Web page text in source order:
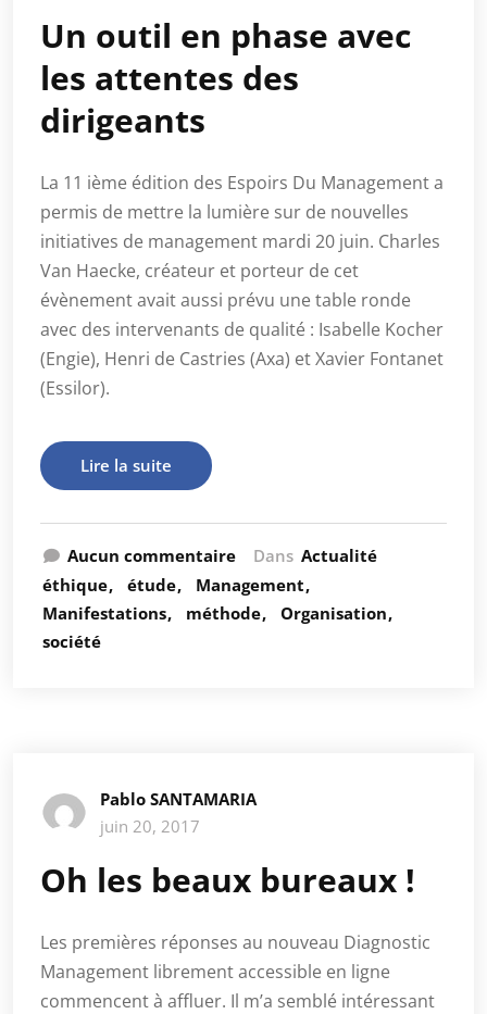
Un outil en phase avec
les attentes des
dirigeants
La 11 ième édition des Espoirs Du Management a
permis de mettre la lumière sur de nouvelles
initiatives de management mardi 20 juin. Charles
Van Haecke, créateur et porteur de cet
évènement avait aussi prévu une table ronde
avec des intervenants de qualité : Isabelle Kocher
(Engie), Henri de Castries (Axa) et Xavier Fontanet
(Essilor).
Lire la suite
Aucun commentaire Dans Actualité
éthique
étude
Management
Manifestations
méthode
Organisation
société
Pablo SANTAMARIA
juin 20, 2017
Oh les beaux bureaux !
Les premières réponses au nouveau Diagnostic
Management librement accessible en ligne
commencent à affluer. Il m’a semblé intéressant